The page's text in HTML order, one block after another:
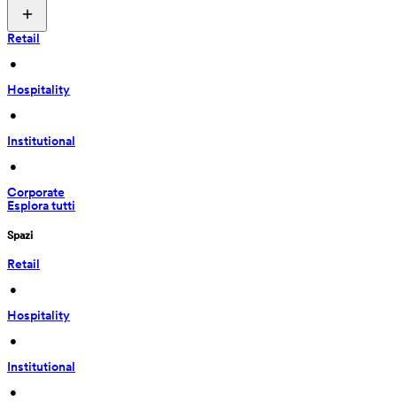
Retail
•
Hospitality
•
Institutional
•
Corporate
Esplora tutti
Spazi
Retail
•
Hospitality
•
Institutional
•